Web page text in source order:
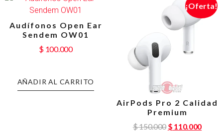
Audífonos Open Ear
Sendem OW01
$ 100.000
AÑADIR AL CARRITO
¡Oferta!
AirPods Pro 2 Calidad
Premium
$150.000 $ 110.000